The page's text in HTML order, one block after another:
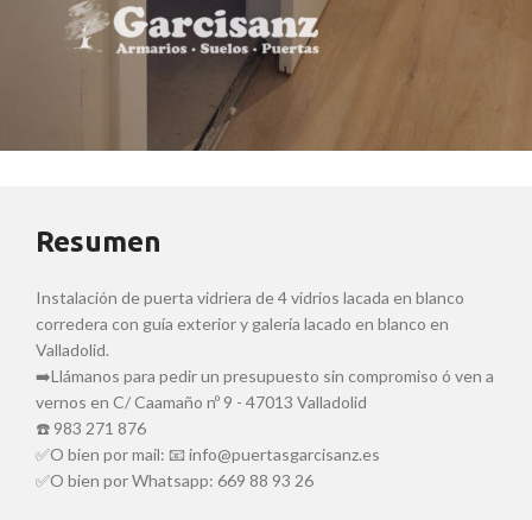
Resumen
Instalación de puerta vidriera de 4 vidrios lacada en blanco
corredera con guía exterior y galería lacado en blanco en
Valladolid.
➡️Llámanos para pedir un presupuesto sin compromiso ó ven a
vernos en C/ Caamaño nº 9 - 47013 Valladolid
☎️ 983 271 876
✅O bien por mail: 📧 info@puertasgarcisanz.es
✅O bien por Whatsapp: 669 88 93 26